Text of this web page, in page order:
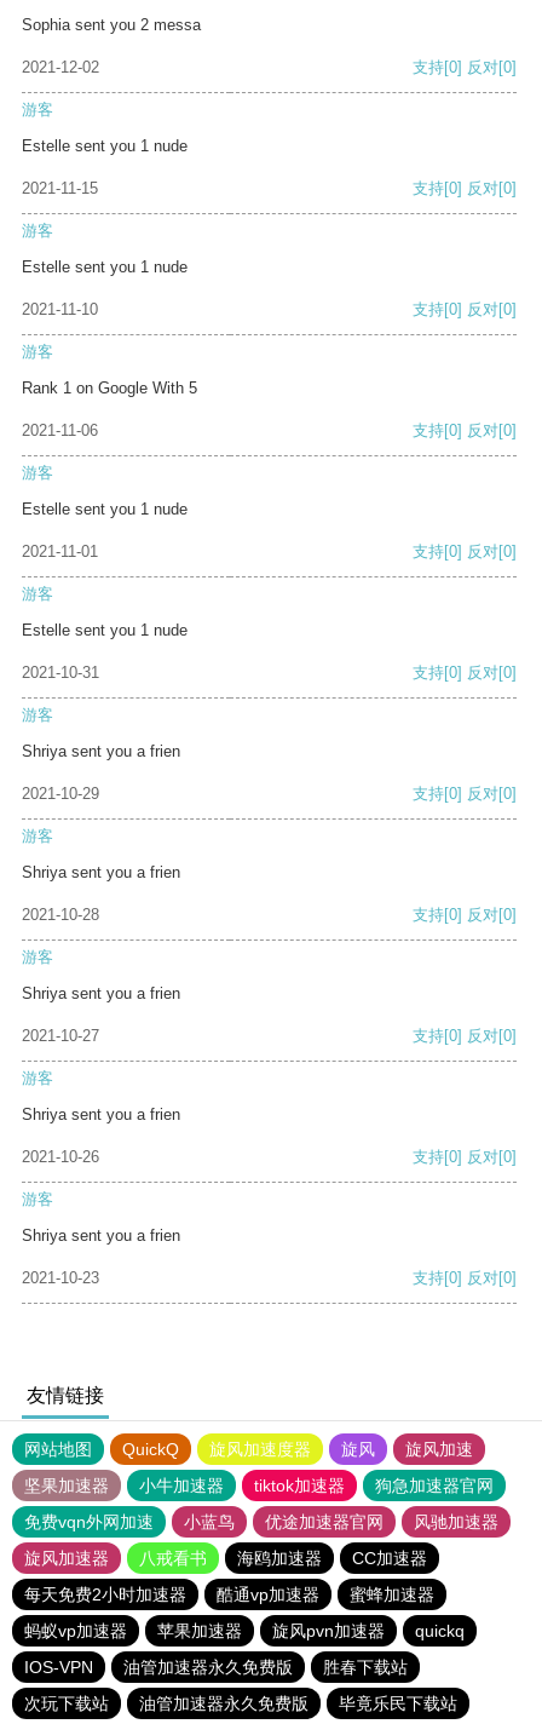
Sophia sent you 2 messa
2021-12-02 支持[0] 反对[0]
游客
Estelle sent you 1 nude
2021-11-15 支持[0] 反对[0]
游客
Estelle sent you 1 nude
2021-11-10 支持[0] 反对[0]
游客
Rank 1 on Google With 5
2021-11-06 支持[0] 反对[0]
游客
Estelle sent you 1 nude
2021-11-01 支持[0] 反对[0]
游客
Estelle sent you 1 nude
2021-10-31 支持[0] 反对[0]
游客
Shriya sent you a frien
2021-10-29 支持[0] 反对[0]
游客
Shriya sent you a frien
2021-10-28 支持[0] 反对[0]
游客
Shriya sent you a frien
2021-10-27 支持[0] 反对[0]
游客
Shriya sent you a frien
2021-10-26 支持[0] 反对[0]
游客
Shriya sent you a frien
2021-10-23 支持[0] 反对[0]
友情链接
网站地图 QuickQ 旋风加速度器 旋风
旋风加速
坚果加速器
小牛加速器 tiktok加速器
狗急加速器官网
免费vqn外网加速
小蓝鸟 优途加速器官网
风驰加速器
旋风加速器
八戒看书 海鸥加速器
CC加速器
每天免费2小时加速器
酷通vp加速器
蜜蜂加速器
蚂蚁vp加速器
苹果加速器 旋风pvn加速器
quickq
IOS-VPN
油管加速器永久免费版
胜春下载站
次玩下载站
油管加速器永久免费版 毕竟乐民下载站